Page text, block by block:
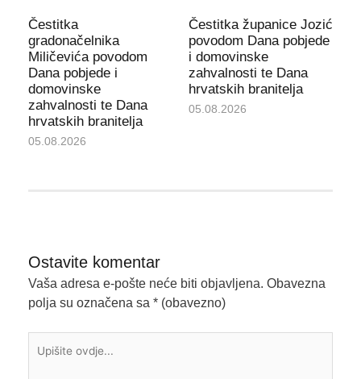
Čestitka
gradonačelnika
Miličevića povodom
Dana pobjede i
domovinske
zahvalnosti te Dana
hrvatskih branitelja
05.08.2026
Čestitka županice Jozić
povodom Dana pobjede
i domovinske
zahvalnosti te Dana
hrvatskih branitelja
05.08.2026
Ostavite komentar
Vaša adresa e-pošte neće biti objavljena. Obavezna
polja su označena sa * (obavezno)
ovdje...